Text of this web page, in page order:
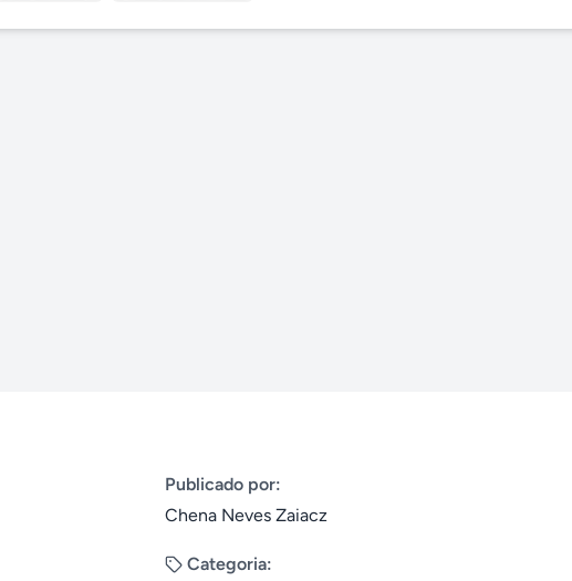
Publicado por:
Chena Neves Zaiacz
Categoria: